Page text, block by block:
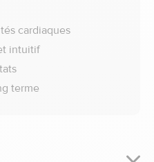
cardiaques
intuitif
terme